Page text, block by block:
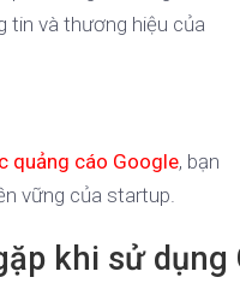
tin và thương hiệu của
quảng cáo Google, bạn
vững của startup.
khi sử dụng